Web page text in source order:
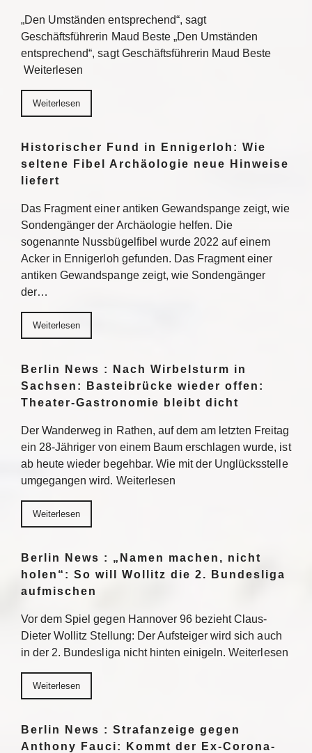
„Den Umständen entsprechend“, sagt
Geschäftsführerin Maud Beste „Den Umständen
entsprechend“, sagt Geschäftsführerin Maud Beste
Weiterlesen
Weiterlesen
Historischer Fund in Ennigerloh: Wie
seltene Fibel Archäologie neue Hinweise
liefert
Das Fragment einer antiken Gewandspange zeigt, wie
Sondengänger der Archäologie helfen. Die
sogenannte Nussbügelfibel wurde 2022 auf einem
Acker in Ennigerloh gefunden. Das Fragment einer
antiken Gewandspange zeigt, wie Sondengänger
der…
Weiterlesen
Berlin News : Nach Wirbelsturm in
Sachsen: Basteibrücke wieder offen:
Theater-Gastronomie bleibt dicht
Der Wanderweg in Rathen, auf dem am letzten Freitag
ein 28-Jähriger von einem Baum erschlagen wurde, ist
ab heute wieder begehbar. Wie mit der Unglücksstelle
umgegangen wird. Weiterlesen
Weiterlesen
Berlin News : „Namen machen, nicht
holen“: So will Wollitz die 2. Bundesliga
aufmischen
Vor dem Spiel gegen Hannover 96 bezieht Claus-
Dieter Wollitz Stellung: Der Aufsteiger wird sich auch
in der 2. Bundesliga nicht hinten einigeln. Weiterlesen
Weiterlesen
Berlin News : Strafanzeige gegen
Anthony Fauci: Kommt der Ex-Corona-